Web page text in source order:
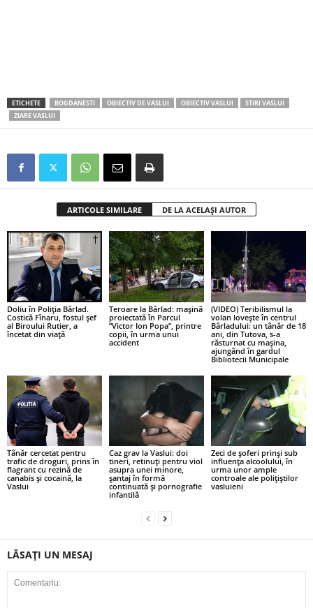
ETICHETE BOGDANESTI OBIECTIV DE VASLUI OBIECTIV VASLUI
STIRI VASLUI
ZIARE VASLUI
ARTICOLE SIMILARE DE LA ACELAȘI AUTOR
Doliu în Poliția Bârlad.
Costică Fînaru, fostul șef
al Biroului Rutier, a
încetat din viață
Teroare la Bârlad: mașină
proiectată în Parcul
”Victor Ion Popa”, printre
copii, în urma unui
accident
(VIDEO) Teribilismul la
volan lovește în centrul
Bârladului: un tânăr de 18
ani, din Tutova, s-a
răsturnat cu mașina,
ajungând în gardul
Bibliotecii Municipale
Tânăr cercetat pentru
trafic de droguri, prins în
flagrant cu rezină de
canabis și cocaină, la
Vaslui
Caz grav la Vaslui: doi
tineri, retinuți pentru viol
asupra unei minore,
șantaj în formă
continuată și pornografie
infantilă
Zeci de șoferi prinși sub
influența alcoolului, în
urma unor ample
controale ale polițiștilor
vasluieni
LĂSAȚI UN MESAJ